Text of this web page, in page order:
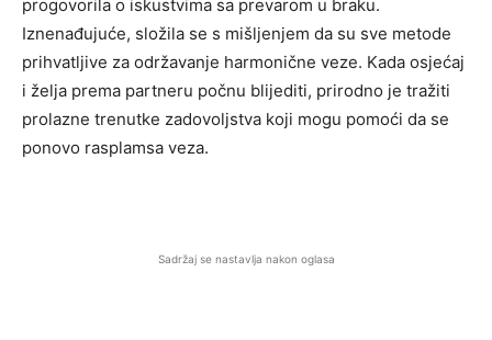
progovorila o iskustvima sa prevarom u braku.
Iznenađujuće, složila se s mišljenjem da su sve metode
prihvatljive za održavanje harmonične veze. Kada osjećaj
i želja prema partneru počnu blijediti, prirodno je tražiti
prolazne trenutke zadovoljstva koji mogu pomoći da se
ponovo rasplamsa veza.
Sadržaj se nastavlja nakon oglasa